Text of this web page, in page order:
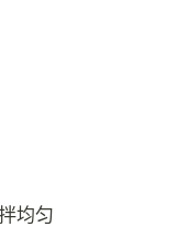
均匀